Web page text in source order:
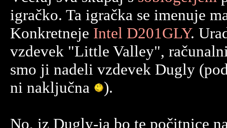
igračko. Ta igračka se imenuje
Konkretneje Intel D201GLY.
vzdevek "Little Valley",
smo ji nadeli vzdevek Dugly
ni naključna
).
No, iz Dugly-ja bo te počitnice